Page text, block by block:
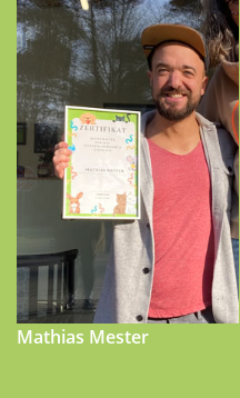
Mathias Mester